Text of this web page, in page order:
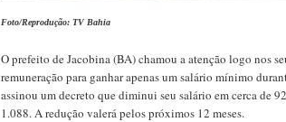
Foto/Reprodução: TV Bahia
O prefeito de Jacobina (BA) chamou a atenção logo nos
remuneração para ganhar apenas um salário mínimo
assinou um decreto que diminui seu salário em cerca de
1.088. A redução valerá pelos próximos 12 meses.